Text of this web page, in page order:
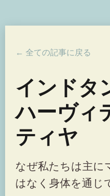
← 全ての記事に戻る
インドタ
ハーヴィ
ティヤ
なぜ私たちは主に
はなく身体を通じ